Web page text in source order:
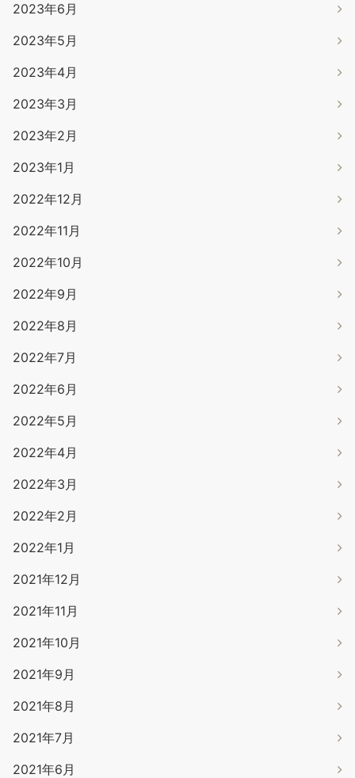
2023年6月
2023年5月
2023年4月
2023年3月
2023年2月
2023年1月
2022年12月
2022年11月
2022年10月
2022年9月
2022年8月
2022年7月
2022年6月
2022年5月
2022年4月
2022年3月
2022年2月
2022年1月
2021年12月
2021年11月
2021年10月
2021年9月
2021年8月
2021年7月
2021年6月